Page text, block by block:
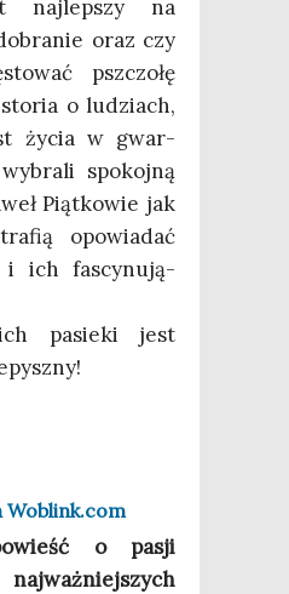
naj­lep­szy na
oraz czy
psz­czo­łę
o ludziach,
życia w gwar­
spo­koj­ną
Piąt­ko­wie jak
opo­wia­dać
i ich fascy­nu­ją­
pasie­ki jest
Woblink.com
o pasji